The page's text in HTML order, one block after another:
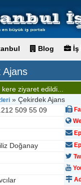
Blog İş
Ajans
ziyaret edildi...
» Çekirdek Ajans
509 55 09
Doğanay